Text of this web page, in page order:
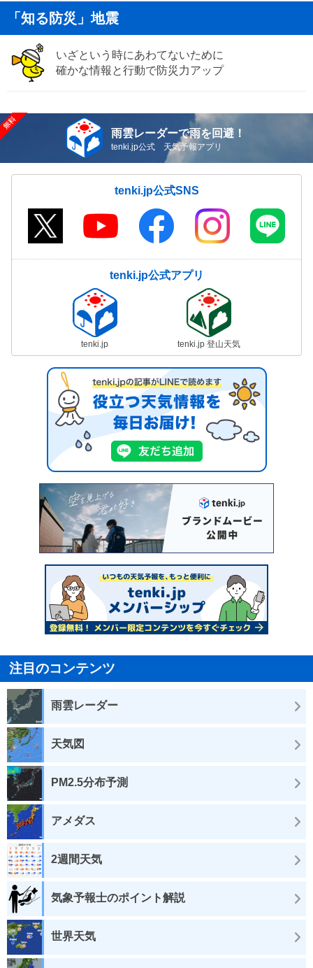
「知る防災」地震
いざという時にあわてないために
確かな情報と行動で防災力アップ
雨雲レーダーで雨を回避！
tenki.jp公式 天気予報アプリ
tenki.jp公式SNS
tenki.jp公式アプリ
tenki.jp tenki.jp 登山天気
注目のコンテンツ
雨雲レーダー
天気図
PM2.5分布予測
アメダス
2週間天気
気象予報士のポイント解説
世界天気